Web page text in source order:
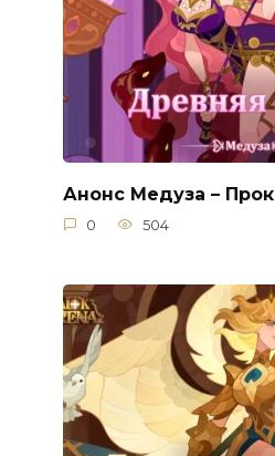
Анонс Медуза –
0 504